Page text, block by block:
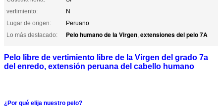
vertimiento:
N
Lugar de origen:
Peruano
Lo más destacado:
Pelo humano de la Virgen, extensiones del pelo 7A
Pelo libre de vertimiento libre de la Virgen del grado 7a
del enredo, extensión peruana del cabello humano
¿Por qué elija nuestro pelo?